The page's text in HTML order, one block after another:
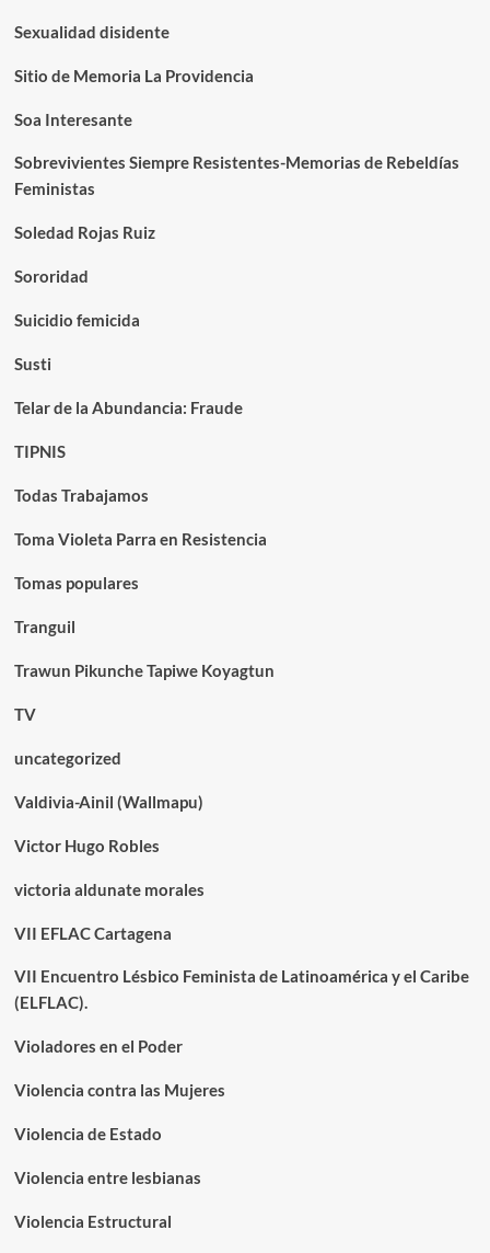
Sexualidad disidente
Sitio de Memoria La Providencia
Soa Interesante
Sobrevivientes Siempre Resistentes-Memorias de Rebeldías
Feministas
Soledad Rojas Ruiz
Sororidad
Suicidio femicida
Susti
Telar de la Abundancia: Fraude
TIPNIS
Todas Trabajamos
Toma Violeta Parra en Resistencia
Tomas populares
Tranguil
Trawun Pikunche Tapiwe Koyagtun
TV
uncategorized
Valdivia-Ainil (Wallmapu)
Victor Hugo Robles
victoria aldunate morales
VII EFLAC Cartagena
VII Encuentro Lésbico Feminista de Latinoamérica y el Caribe
(ELFLAC).
Violadores en el Poder
Violencia contra las Mujeres
Violencia de Estado
Violencia entre lesbianas
Violencia Estructural